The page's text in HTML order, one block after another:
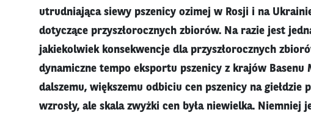
utrudniająca siewy pszenicy ozimej w Rosji i na
dotyczące przyszłorocznych zbiorów. Na razie jest
jakiekolwiek konsekwencje dla przyszłorocznych
dynamiczne tempo eksportu pszenicy z krajów Basenu
dalszemu, większemu odbiciu cen pszenicy na giełdzie
wzrosły, ale skala zwyżki cen była niewielka. Niemniej